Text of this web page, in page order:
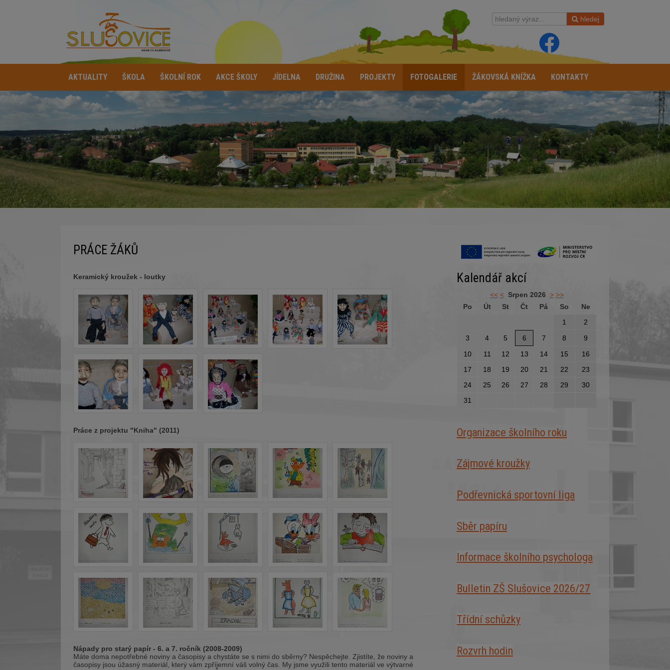
hledej
AKTUALITY ŠKOLA ŠKOLNÍ ROK AKCE ŠKOLY JÍDELNA DRUŽINA PROJEKTY FOTOGALERIE ŽÁKOVSKÁ KNÍŽKA KONTAKTY
PRÁCE ŽÁKŮ
Keramický kroužek - loutky
Práce z projektu "Kniha" (2011)
Nápady pro starý papír - 6. a 7. ročník (2008-2009)
Máte doma nepotřebné noviny a časopisy a chystáte se s nimi do sběrny? Nespěchejte. Zjistíte, že noviny a
časopisy jsou úžasný materiál, který vám zpříjemní váš volný čas. My jsme využili tento materiál ve výtvarné
Kalendář akcí
<< < Srpen 2026 > >>
Po
Út St Čt Pá So
Ne
1
2
3
4 5 6 7 8
9
10
11 12 13 14 15
16
17
18 19 20 21 22
23
24
25 26 27 28 29
30
31
Organizace školního roku
Zájmové kroužky
Podřevnická sportovní liga
Sběr papíru
Informace školního psychologa
Bulletin ZŠ Slušovice 2026/27
Třídní schůzky
Rozvrh hodin